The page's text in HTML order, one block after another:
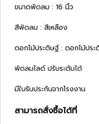
ขนาดพัดลม : 16 นิ้ว
สีพัดลม : สีเหลือง
ดอกไม้ประดิษฐ์ : ดอกไม้ปร
พัดลมไลด์ ปรับระดับได้
มีใบรับประกันจากโรงงาน
สามารถสั่งซื้อได้ที่